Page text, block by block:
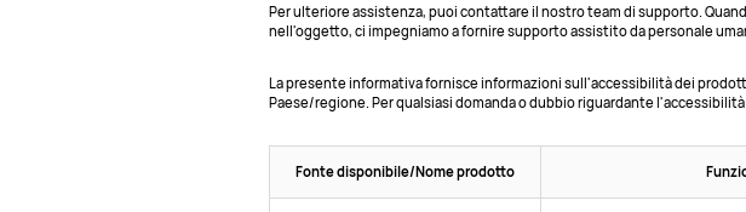
Per ulteriore assistenza, puoi contattare il nostro team di supporto.
nell'oggetto, ci impegniamo a fornire supporto assistito da personale
La presente informativa fornisce informazioni sull'accessibilità dei
Paese/regione. Per qualsiasi domanda o dubbio riguardante
Fonte disponibile/Nome prodotto